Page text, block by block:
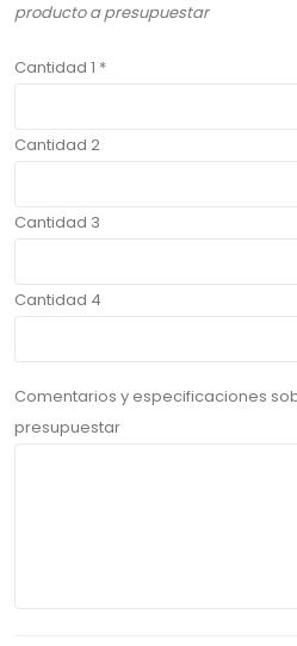
producto a presupuestar
Cantidad 1 *
Cantidad 2
Cantidad 3
Cantidad 4
Comentarios y especificaciones
presupuestar